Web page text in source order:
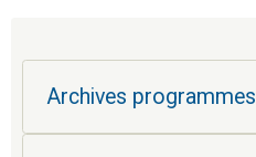
Archives programmes